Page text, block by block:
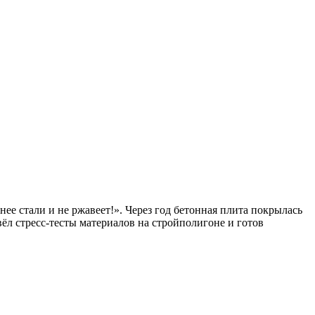
стали и не ржавеет!». Через год бетонная плита покрылась
стресс-тесты материалов на стройполигоне и готов